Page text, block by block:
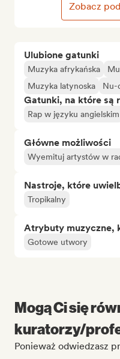
Ulubione gatunki
Muzyka afrykańska
Muzyka latynoska
Nu-
Gatunki, na które są
Rap w języku angielskim
Główne możliwości
Wyemituj artystów w
Nastroje, które
Tropikalny
Atrybuty muzyczne,
Gotowe utwory
Zobacz
Mogą Ci się
kuratorzy/
Ponieważ odwiedzasz